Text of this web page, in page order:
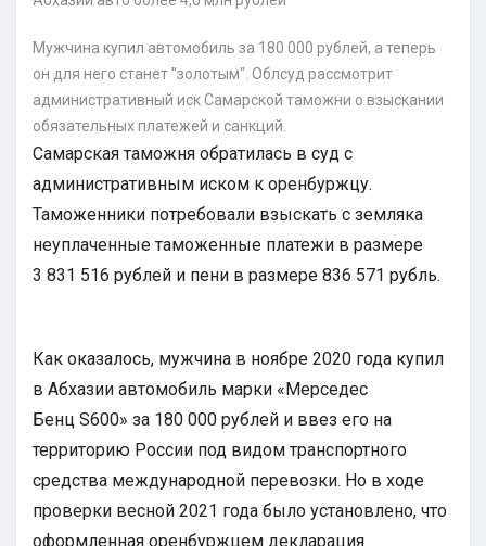
Мужчина купил автомобиль за 180 000 рублей, а теперь
он для него станет "золотым". Облсуд рассмотрит
административный иск Самарской таможни о взыскании
обязательных платежей и санкций.
Самарская таможня обратилась в суд с
административным иском к оренбуржцу.
Таможенники потребовали взыскать с земляка
неуплаченные таможенные платежи в размере
3 831 516 рублей и пени в размере 836 571 рубль.
Как оказалось, мужчина в ноябре 2020 года купил
в Абхазии автомобиль марки «Мерседес
Бенц S600» за 180 000 рублей и ввез его на
территорию России под видом транспортного
средства международной перевозки. Но в ходе
проверки весной 2021 года было установлено, что
оформленная оренбуржцем декларация